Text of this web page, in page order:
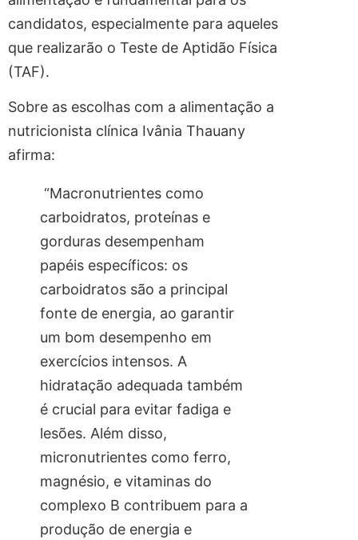
candidatos, especialmente para aqueles
que realizarão o Teste de Aptidão Física
(TAF).
Sobre as escolhas com a alimentação a
nutricionista clínica Ivânia Thauany
afirma:
“Macronutrientes como
carboidratos, proteínas e
gorduras desempenham
papéis específicos: os
carboidratos são a principal
fonte de energia, ao garantir
um bom desempenho em
exercícios intensos. A
hidratação adequada também
é crucial para evitar fadiga e
lesões. Além disso,
micronutrientes como ferro,
magnésio, e vitaminas do
complexo B contribuem para a
produção de energia e